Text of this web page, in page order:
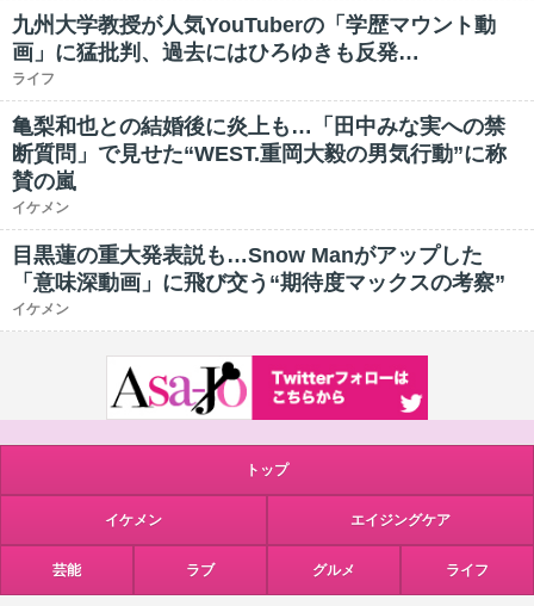
九州大学教授が人気YouTuberの「学歴マウント動
画」に猛批判、過去にはひろゆきも反発…
ライフ
亀梨和也との結婚後に炎上も…「田中みな実への禁
断質問」で見せた“WEST.重岡大毅の男気行動”に称
賛の嵐
イケメン
目黒蓮の重大発表説も…Snow Manがアップした
「意味深動画」に飛び交う“期待度マックスの考察”
イケメン
トップ
イケメン エイジングケア
芸能 ラブ グルメ ライフ